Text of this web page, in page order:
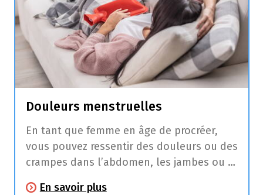
Douleurs menstruelles
En tant que femme en âge de procréer,
vous pouvez ressentir des douleurs ou des
crampes dans l’abdomen, les jambes ou le
En savoir plus